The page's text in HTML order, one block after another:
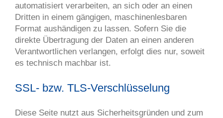
automatisiert verarbeiten, an sich oder an einen
Dritten in einem gängigen, maschinenlesbaren
Format aushändigen zu lassen. Sofern Sie die
direkte Übertragung der Daten an einen anderen
Verantwortlichen verlangen, erfolgt dies nur, soweit
es technisch machbar ist.
SSL- bzw. TLS-Verschlüsselung
Diese Seite nutzt aus Sicherheitsgründen und zum